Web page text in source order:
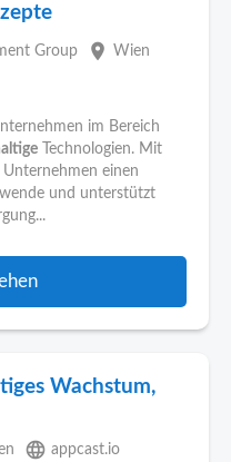
Group place Wien
im Bereich
Technologien. Mit
einen
und unterstützt
Wachstum,
language appcast.io